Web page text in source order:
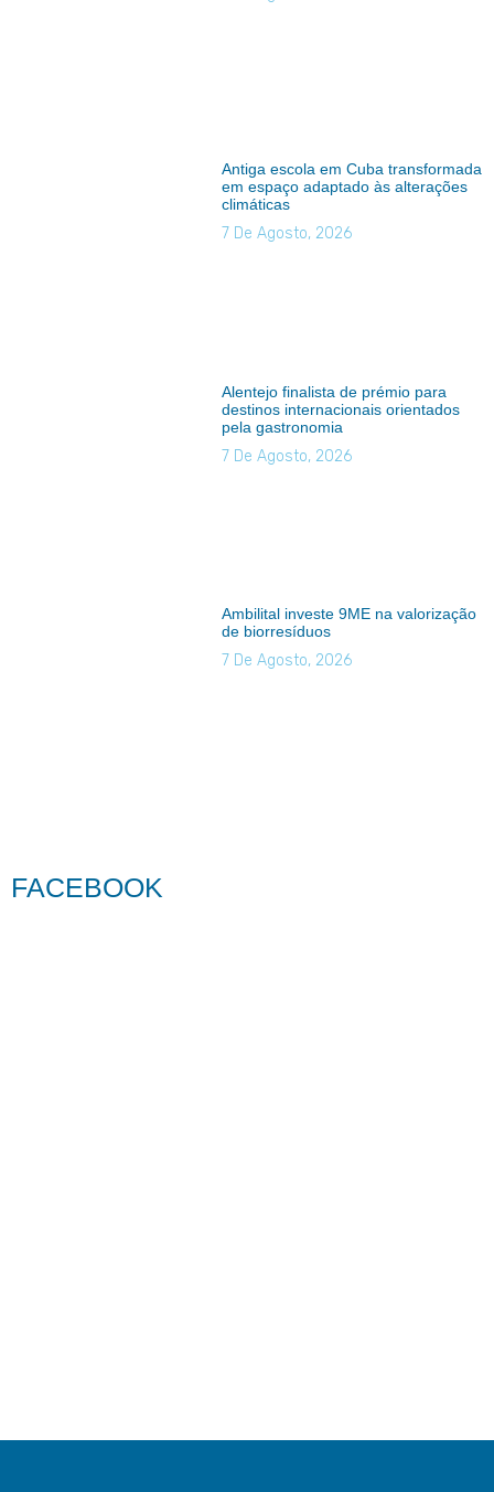
Antiga escola em Cuba transformada
em espaço adaptado às alterações
climáticas
7 De Agosto, 2026
Alentejo finalista de prémio para
destinos internacionais orientados
pela gastronomia
7 De Agosto, 2026
Ambilital investe 9ME na valorização
de biorresíduos
7 De Agosto, 2026
FACEBOOK